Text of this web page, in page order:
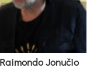
Jo­nu­čio